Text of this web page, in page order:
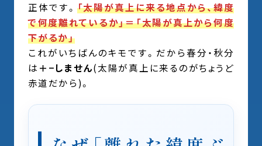
正体です。 「太陽が真上に来る地点から、緯度
で何度離れているか」＝「太陽が真上から何度
下がるか」
これがいちばんのキモです。だから春分・秋分
は ＋−しません(太陽が真上に来るのがちょうど
赤道だから)。